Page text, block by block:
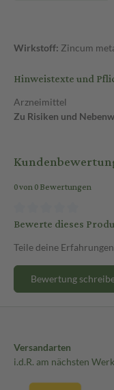
Wirkstoff: Zincum
Hinweistexte und
Arzneimittel
Zu Risiken und
0 von 0 Bewertungen
Bewerte dieses
Teile deine
Bewertung
Versandarten
i.d.R. am nächsten